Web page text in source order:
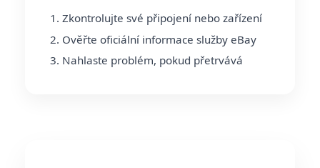
Zkontrolujte své připojení nebo zařízení
Ověřte oficiální informace služby eBay
Nahlaste problém, pokud přetrvává